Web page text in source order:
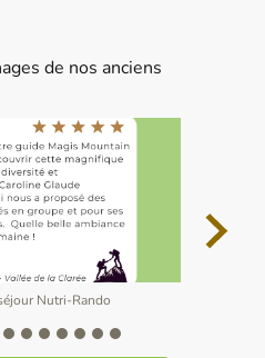
de nos anciens
Nutri-Rando